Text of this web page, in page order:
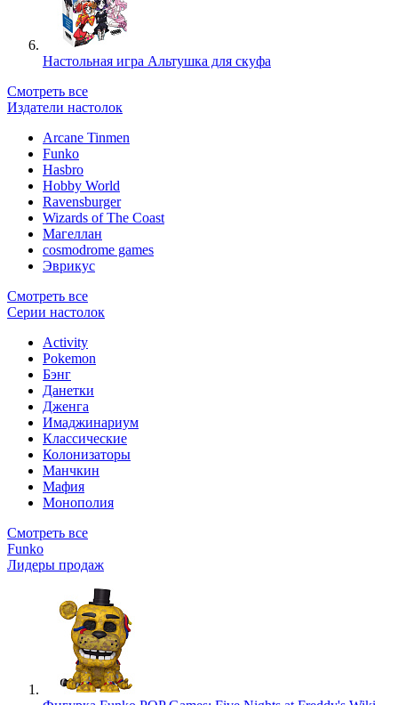
Настольная игра Альтушка для скуфа
Смотреть все
Издатели настолок
Arcane Tinmen
Funko
Hasbro
Hobby World
Ravensburger
Wizards of The Coast
Магеллан
сosmodrome games
Эврикус
Смотреть все
Серии настолок
Activity
Pokemon
Бэнг
Данетки
Дженга
Имаджинариум
Классические
Колонизаторы
Манчкин
Мафия
Монополия
Смотреть все
Funko
Лидеры продаж